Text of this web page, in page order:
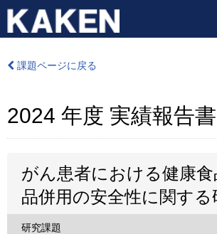
課題ページに戻る
2024 年度 実績報告書
がん患者における健康
品併用の安全性に関する
研究課題